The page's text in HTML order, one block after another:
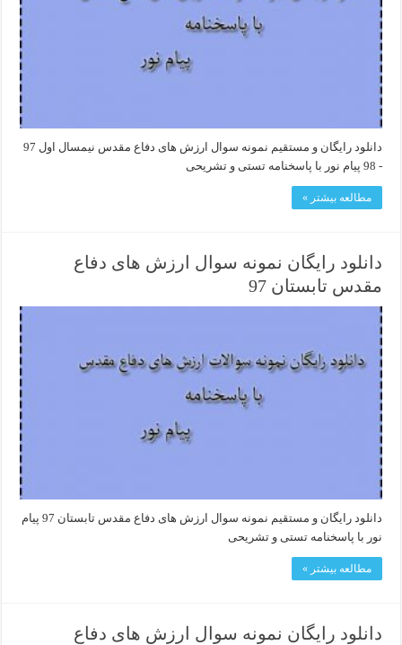
دانلود رایگان و مستقیم نمونه سوال ارزش های دفاع مقدس نیمسال اول 97
- 98 پیام نور با پاسخنامه تستی و تشریحی
مطالعه بیشتر »
دانلود رایگان نمونه سوال ارزش های دفاع
مقدس تابستان 97
دانلود رایگان و مستقیم نمونه سوال ارزش های دفاع مقدس تابستان 97 پیام
نور با پاسخنامه تستی و تشریحی
مطالعه بیشتر »
دانلود رایگان نمونه سوال ارزش های دفاع